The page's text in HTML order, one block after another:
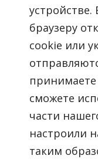
браузеру
cookie или
сможете
части
настроили
таким